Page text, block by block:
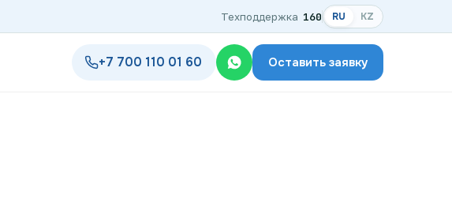
Техподдержка 160 RU KZ
+7 700 110 01 60 Оставить заявку